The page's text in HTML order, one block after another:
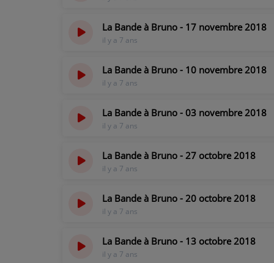
La Bande à Bruno - 17 novembre 2018
il y a 7 ans
La Bande à Bruno - 10 novembre 2018
il y a 7 ans
La Bande à Bruno - 03 novembre 2018
il y a 7 ans
La Bande à Bruno - 27 octobre 2018
il y a 7 ans
La Bande à Bruno - 20 octobre 2018
il y a 7 ans
La Bande à Bruno - 13 octobre 2018
il y a 7 ans